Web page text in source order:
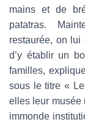
mains et de
patatras.
restaurée, on lui
d’y établir un
familles,
sous le titre «
elles leur musée
immonde